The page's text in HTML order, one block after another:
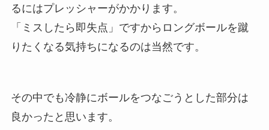
るにはプレッシャーがかかります。
「ミスしたら即失点」ですからロングボールを蹴
りたくなる気持ちになるのは当然です。
その中でも冷静にボールをつなごうとした部分は
良かったと思います。